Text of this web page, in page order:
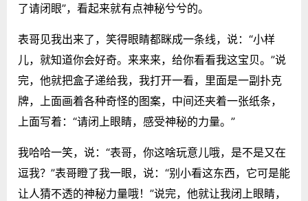
了请闭眼”，看起来就有点神秘兮兮的。
表哥见我出来了，笑得眼睛都眯成一条线，说：“小样
儿，就知道你会好奇。来来来，给你看看我这宝贝。”说
完，他就把盒子递给我，我打开一看，里面是一副扑克
牌，上面画着各种奇怪的图案，中间还夹着一张纸条，
上面写着：“请闭上眼睛，感受神秘的力量。”
我哈哈一笑，说：“表哥，你这啥玩意儿哦，是不是又在
逗我？”表哥瞪了我一眼，说：“别小看这东西，它可是能
让人猜不透的神秘力量哦！”说完，他就让我闭上眼睛，